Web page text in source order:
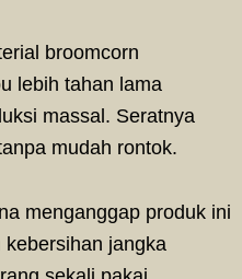
broomcorn
lebih tahan lama
massal. Seratnya
mudah rontok.
menganggap produk ini
jangka